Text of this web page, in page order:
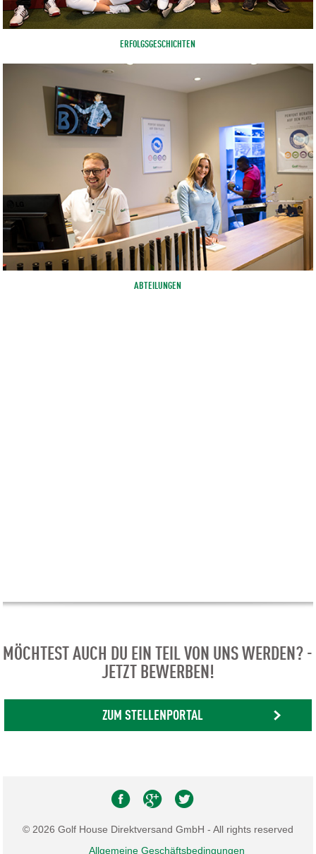
ERFOLGSGESCHICHTEN
ABTEILUNGEN
MÖCHTEST AUCH DU EIN TEIL VON UNS WERDEN? -
JETZT BEWERBEN!
ZUM STELLENPORTAL
© 2026 Golf House Direktversand GmbH - All rights reserved
Allgemeine Geschäftsbedingungen